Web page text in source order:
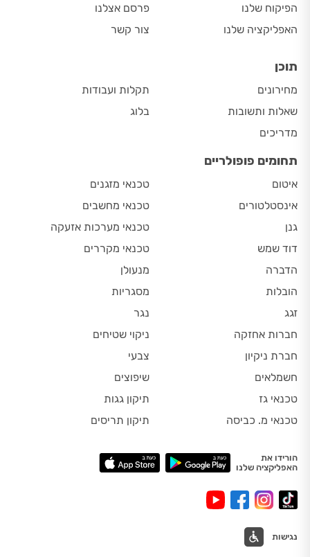
הפיקוח שלנו
האפליקציה שלנו
פרסם אצלנו
צור קשר
תוכן
מחירונים
שאלות ותשובות
מדריכים
תקלות ועבודות
בלוג
תחומים פופולריים
איטום
אינסטלטורים
גנן
דוד שמש
הדברה
הובלות
זגג
חברות אחזקה
חברת ניקיון
חשמלאים
טכנאי גז
טכנאי מ. כביסה
טכנאי מזגנים
טכנאי מחשבים
טכנאי מערכות אזעקה
טכנאי מקררים
מנעולן
מסגריות
נגר
ניקוי שטיחים
צבעי
שיפוצים
תיקון גגות
תיקון תריסים
הורידו את
האפליקציה שלנו
נגישות